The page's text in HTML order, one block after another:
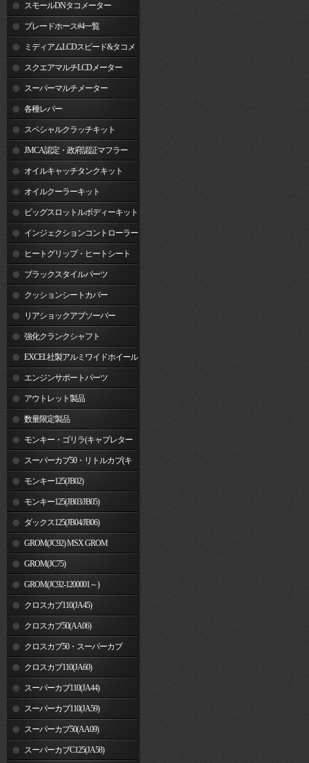
スモールDNタコメーター
ブレードホース#4一覧
ミディアムLCDスピード&タコメ
ータースクエアマルチLCDメーター
スーパーマルチメーター
各種レバー
スペシャルクラッチキット
JMCA認定・政府認証マフラー
オイルキャッチタンクキット
オイルクーラーキット
ビッグスロットルボディーキット
インジェクションコントローラー
ヒートグリップ・ヒートシート
ブラックスタイルパーツ
クッションシートカバー
リアショックアブソーバー
強化クランクシャフト
EXCEL社製アルミワイドホイール
リム エンジンサポートパーツ
アウトレット製品
数量限定製品
モンキー・ゴリラ(キャブレター
車) スーパーカブ50・リトルカブ(キ
ャブレター車)
モンキー125(JB02)
モンキー125(JB03/JB05)
ダックス125(JB04/JB06)
GROM(JC92) MSX GROM
GROM(JC75)
GROM(JC92-1200001～)
クロスカブ110(JA45)
クロスカブ50(AA06)
クロスカブ50・スーパーカブ
50(AA09)/110(JA44)
クロスカブ110(JA60)
スーパーカブ110(JA44)
スーパーカブ110(JA59)
スーパーカブ50(AA09)
スーパーカブC125(JA58)